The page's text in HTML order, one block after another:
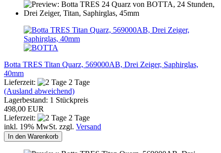
Botta TRES Titan Quarz, 569000AB, Drei Zeiger, Saphirglas,
40mm
Lieferzeit:
2 Tage
(Ausland abweichend)
Lagerbestand: 1 Stückpreis
498,00 EUR
Lieferzeit:
2 Tage
inkl. 19% MwSt. zzgl. Versand
In den Warenkorb